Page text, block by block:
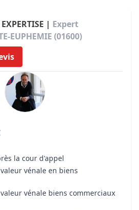
| Expert
EUPHEMIE (01600)
la cour d'appel
vénale en biens
vénale biens commerciaux